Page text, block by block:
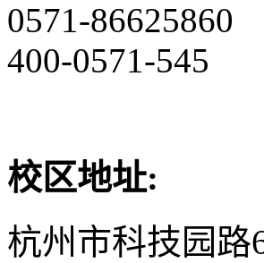
0571-86625860
400-0571-545
校区地址:
杭州市科技园